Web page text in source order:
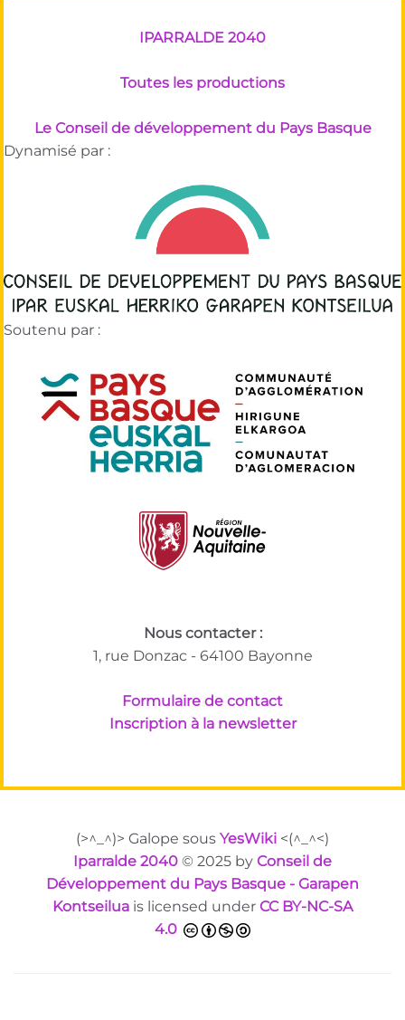
IPARRALDE 2040
Toutes les productions
Le Conseil de développement du Pays Basque
Dynamisé par :
Soutenu par :
Nous contacter :
1, rue Donzac - 64100 Bayonne
Formulaire de contact
Inscription à la newsletter
(>^_^)> Galope sous YesWiki <(^_^<)
Iparralde 2040 © 2025 by Conseil de
Développement du Pays Basque - Garapen
Kontseilua is licensed under CC BY-NC-SA
4.0